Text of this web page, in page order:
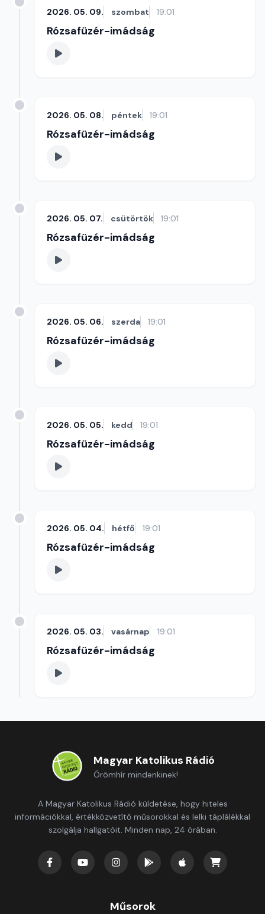
2026. 05. 09. szombat 19:01
Rózsafüzér-imádság
2026. 05. 08. péntek 19:01
Rózsafüzér-imádság
2026. 05. 07. csütörtök 19:01
Rózsafüzér-imádság
2026. 05. 06. szerda 19:01
Rózsafüzér-imádság
2026. 05. 05. kedd 19:01
Rózsafüzér-imádság
2026. 05. 04. hétfő 19:01
Rózsafüzér-imádság
2026. 05. 03. vasárnap 19:01
Rózsafüzér-imádság
Magyar Katolikus Rádió
Örömhír mindenkinek!
A Magyar Katolikus Rádió küldetése, hogy hiteles
információkkal, értékközvetítő műsorokkal és lelki táplálékkal
szolgálja hallgatóit. Minden nap, 24 órában.
Műsorok